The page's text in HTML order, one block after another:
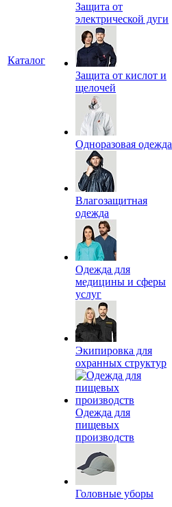
Каталог
Защита от
электрической дуги
Защита от кислот и
щелочей
Одноразовая одежда
Влагозащитная
одежда
Одежда для
медицины и сферы
услуг
Экипировка для
охранных структур
Одежда для
пищевых
производств
Головные уборы